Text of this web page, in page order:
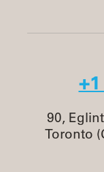
90,
Toronto